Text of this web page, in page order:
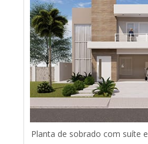
Planta de sobrado com suíte